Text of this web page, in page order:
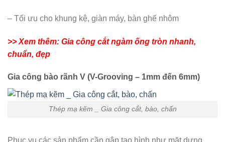
– Tối ưu cho khung kệ, giàn máy, bàn ghế nhôm
>> Xem thêm: Gia công cắt ngàm ống tròn nhanh,
chuẩn, đẹp
Gia công bào rãnh V (V-Grooving – 1mm đến 6mm)
Thép mạ kẽm _ Gia công cắt, bào, chấn